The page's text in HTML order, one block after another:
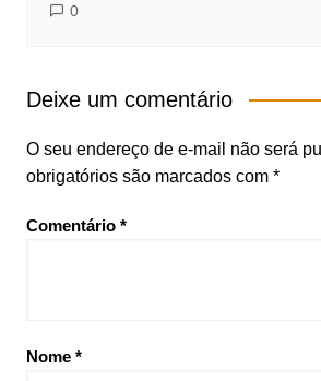
0
Deixe um comentário
O seu endereço de e-mail não será
obrigatórios são marcados com *
Comentário *
Nome *